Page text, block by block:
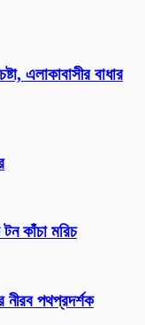
এলাকাবাসীর বাধার
কাঁচা মরিচ
পথপ্রদর্শক